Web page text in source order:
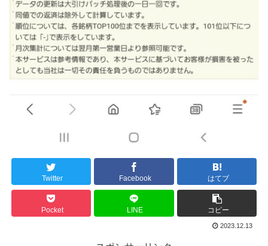
Twitter Facebook はてブ
Pocket LINE コピー
2023.12.13